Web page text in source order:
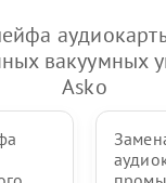
вакуумных
Asko